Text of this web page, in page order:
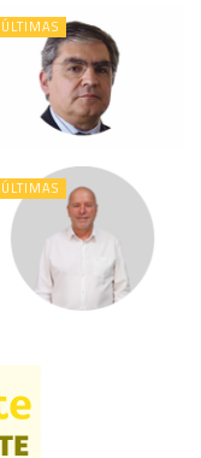
ÚLTIMAS
ÚLTIMAS